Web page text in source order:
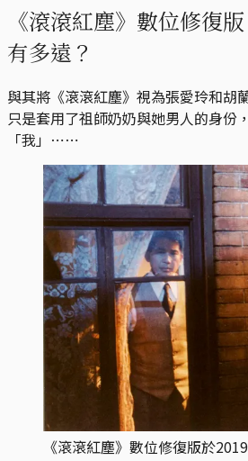
《滾滾紅塵》數位修復
有多遠？
與其將《滾滾紅塵》視為張愛玲和胡
只是套用了祖師奶奶與她男人的身份
「我」⋯⋯
《滾滾紅塵》數位修復版於